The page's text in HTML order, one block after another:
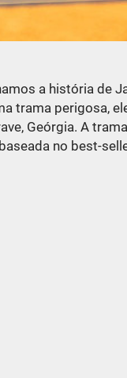
a história de
trama perigosa,
Geórgia. A
no best-